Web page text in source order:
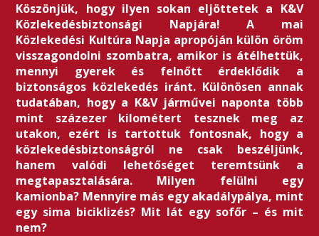
Köszönjük, hogy ilyen sokan eljöttetek a K&V
Közlekedésbiztonsági Napjára! A mai
Közlekedési Kultúra Napja apropóján külön öröm
visszagondolni szombatra, amikor is átélhettük,
mennyi gyerek és felnőtt érdeklődik a
biztonságos közlekedés iránt. Különösen annak
tudatában, hogy a K&V járművei naponta több
mint százezer kilométert tesznek meg az
utakon, ezért is tartottuk fontosnak, hogy a
közlekedésbiztonságról ne csak beszéljünk,
hanem valódi lehetőséget teremtsünk a
megtapasztalására. Milyen felülni egy
kamionba? Mennyire más egy akadálypálya, mint
egy sima biciklizés? Mit lát egy sofőr – és mit
nem?